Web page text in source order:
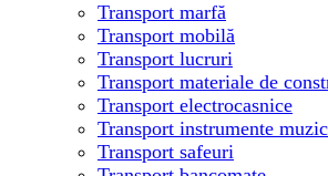
Transport marfă
Transport mobilă
Transport lucruri
Transport materiale de
Transport electrocasnice
Transport instrumente
Transport safeuri